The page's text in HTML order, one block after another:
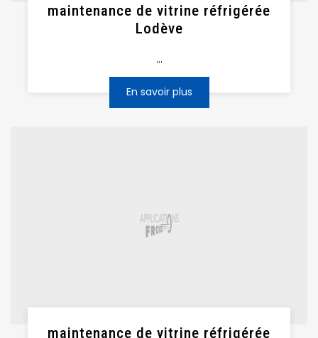
maintenance de vitrine réfrigérée
Lodève
...
En savoir plus
maintenance de vitrine réfrigérée